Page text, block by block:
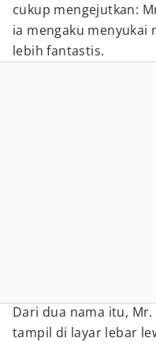
cukup mengejutkan:
ia mengaku menyukai
lebih fantastis.
Dari dua nama itu,
tampil di layar lebar